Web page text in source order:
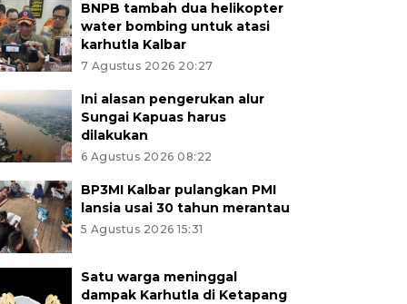
BNPB tambah dua helikopter
water bombing untuk atasi
karhutla Kalbar
7 Agustus 2026 20:27
Ini alasan pengerukan alur
Sungai Kapuas harus
dilakukan
6 Agustus 2026 08:22
BP3MI Kalbar pulangkan PMI
lansia usai 30 tahun merantau
5 Agustus 2026 15:31
Satu warga meninggal
dampak Karhutla di Ketapang